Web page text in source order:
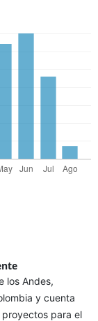
los Andes,
y cuenta
para el